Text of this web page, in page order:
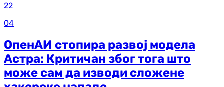
22
04
ОпенАИ стопира развој модела
Астра: Критичан због тога што
може сам да изводи сложене